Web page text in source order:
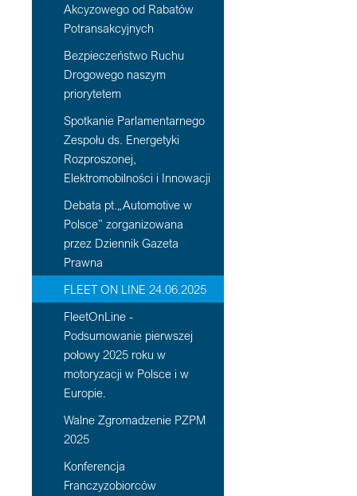
Akcyzowego od Rabatów
Potransakcyjnych
Bezpieczeństwo Ruchu
Drogowego naszym
priorytetem
Spotkanie Parlamentarnego
Zespołu ds. Energetyki
Rozproszonej,
Elektromobilności i Innowacji
Debata pt.„Automotive w
Polsce” zorganizowana
przez Dziennik Gazeta
Prawna
FLEET ON LINE 24.06.2025
FleetOnLine -
Podsumowanie pierwszej
połowy 2025 roku w
motoryzacji w Polsce i w
Europie.
Walne Zgromadzenie PZPM
2025
Konferencja
Franczyzobiorców